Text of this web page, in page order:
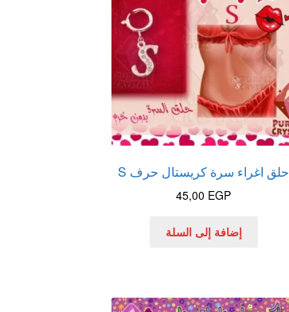
حلق اغراء سرة كريستال حرف S
45,00 EGP
إضافة إلى السلة